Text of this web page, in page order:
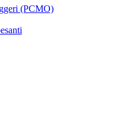
(PCMO)